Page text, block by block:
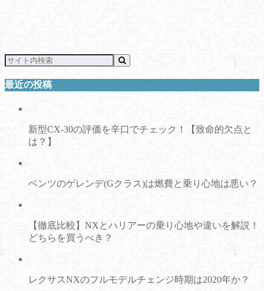
最近の投稿
新型CX-30の評価を辛口でチェック！【致命的欠点と
は？】
ベンツのゲレンデ(Gクラス)は燃費と乗り心地は悪い？
【徹底比較】NXとハリアーの乗り心地や違いを解説！
どちらを買うべき？
レクサスNXのフルモデルチェンジ時期は2020年か？